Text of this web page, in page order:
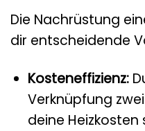
Die Nachrüstung
dir entscheidende
Kosteneffizienz:
Verknüpfung
deine Heizkosten